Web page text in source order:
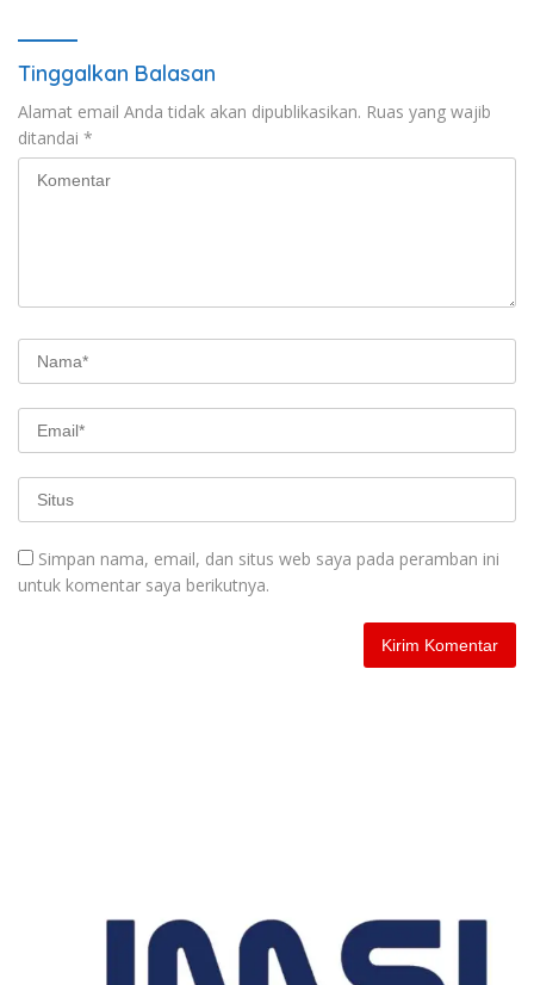
Tinggalkan Balasan
Alamat email Anda tidak akan dipublikasikan. Ruas yang wajib
ditandai *
Simpan nama, email, dan situs web saya pada peramban ini
untuk komentar saya berikutnya.